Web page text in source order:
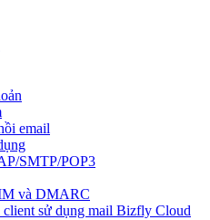
email
SMTP/POP3
và DMARC
client sử dụng mail Bizfly Cloud